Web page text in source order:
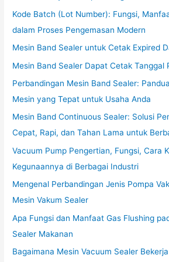
Kode Batch (Lot Number): Fungsi,
dalam Proses Pengemasan Modern
Mesin Band Sealer untuk Cetak Expired
Mesin Band Sealer Dapat Cetak Tanggal
Perbandingan Mesin Band Sealer:
Mesin yang Tepat untuk Usaha Anda
Mesin Band Continuous Sealer: Solusi
Cepat, Rapi, dan Tahan Lama untuk
Vacuum Pump Pengertian, Fungsi, Cara
Kegunaannya di Berbagai Industri
Mengenal Perbandingan Jenis Pompa
Mesin Vakum Sealer
Apa Fungsi dan Manfaat Gas Flushing
Sealer Makanan
Bagaimana Mesin Vacuum Sealer